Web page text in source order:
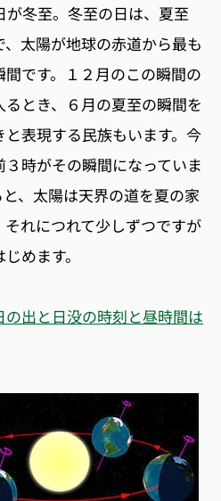
が冬至。冬至の日は、夏至
、太陽が地球の赤道から最も
です。１２月のこの瞬間の
とき、６月の夏至の瞬間を
表現する民族もいます。今
時がその瞬間になっていま
、太陽は天界の道を夏の家
れにつれて少しずつですが
めます。
出と日没の時刻と昼時間は